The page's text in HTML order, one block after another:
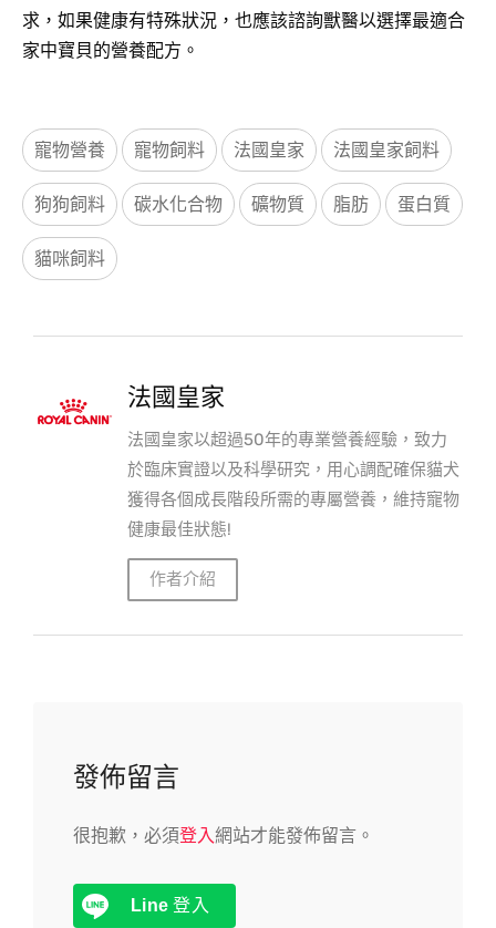
求，如果健康有特殊狀況，也應該諮詢獸醫以選擇最適合
家中寶貝的營養配方。
寵物營養 寵物飼料 法國皇家 法國皇家飼料
狗狗飼料 碳水化合物 礦物質 脂肪 蛋白質
貓咪飼料
法國皇家
法國皇家以超過50年的專業營養經驗，致力
於臨床實證以及科學研究，用心調配確保貓犬
獲得各個成長階段所需的專屬營養，維持寵物
健康最佳狀態!
作者介紹
發佈留言
很抱歉，必須登入網站才能發佈留言。
Line 登入